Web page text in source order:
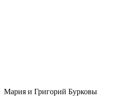
Мария и Григорий Бурковы